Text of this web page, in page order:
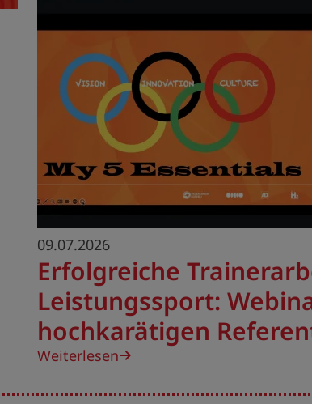
Erfolgreiche
Leistungssport:
hochkarätigen
09.07.2026
Weiterlesen